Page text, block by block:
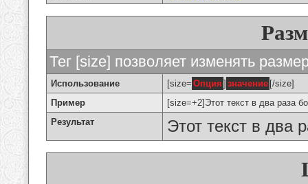
Тег [size] позволяет изменять
Использование [size= Опция ] значение [/size]
Пример
[size=+2]Этот текст в два раза
Результат
Этот текст в два